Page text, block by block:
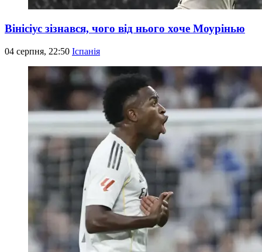
Вінісіус зізнався, чого від нього хоче Моурінью
04 серпня, 22:50 Іспанія